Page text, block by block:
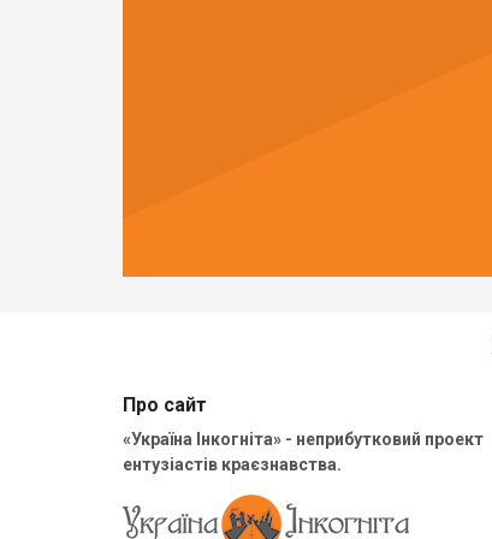
Про сайт
«Україна Інкогніта» - неприбутковий проект
ентузіастів краєзнавства.